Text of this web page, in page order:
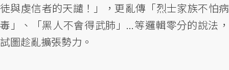
徒與虔信者的天譴！」，更亂傳「烈士家族不怕病
毒」、「黑人不會得武肺」...等邏輯零分的說法，
試圖趁亂擴張勢力。